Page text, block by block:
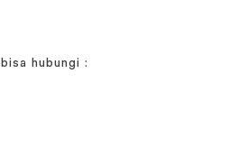
hubungi :